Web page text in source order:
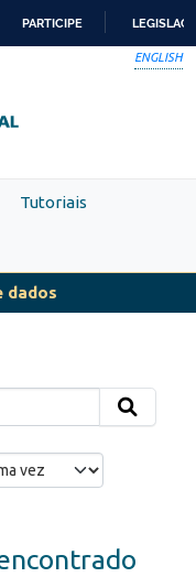
PARTICIPE
ENGLISH
Tutoriais
dados